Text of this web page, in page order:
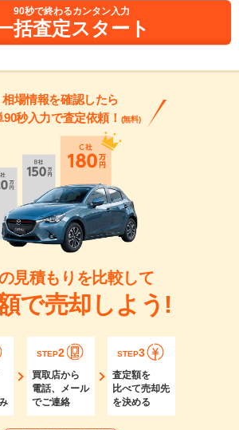
90秒で終わるカンタン入力
括査定スタート
相場情報を確認したら
90秒入力で査定依頼！ (無料)
見積もりを比較して
で売却しよう!
STEP2
買取店から
電話、メール
でご連絡
STEP3
査定額を
比べて売却先
を決める